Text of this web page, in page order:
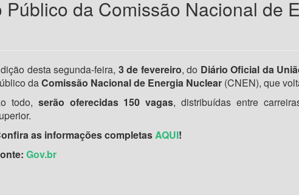
da Comissão Nacional de
desta segunda-feira, 3 de fevereiro, do Diário Oficial da
daComissão Nacional de Energia Nuclear (CNEN), que
todo, serão oferecidas 150 vagas, distribuídas entre
as informações completasAQUI!
Gov.br